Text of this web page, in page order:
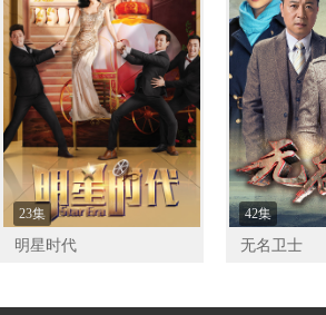
23集
明星时代
42集
无名卫士